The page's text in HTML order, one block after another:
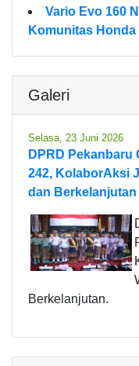
Vario Evo 160
Komunitas
Galeri
Selasa, 23 Juni 2026
DPRD Pekanbaru
242, KolaborAksi
dan Berkelanjutan
Berkelanjutan.